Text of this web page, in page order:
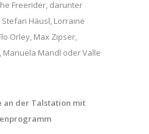
Freerider, darunter
Häusl, Lorraine
Orley, Max Zipser,
Mandl oder Valle
an der Talstation mit